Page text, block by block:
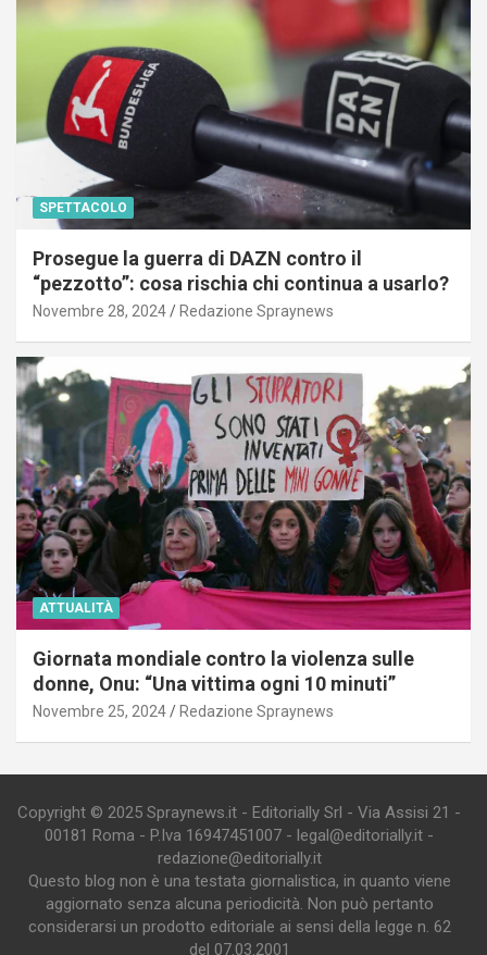
SPETTACOLO
Prosegue la guerra di DAZN contro il
“pezzotto”: cosa rischia chi continua a usarlo?
Novembre 28, 2024 Redazione Spraynews
ATTUALITÀ
Giornata mondiale contro la violenza sulle
donne, Onu: “Una vittima ogni 10 minuti”
Novembre 25, 2024 Redazione Spraynews
Copyright © 2025 Spraynews.it - Editorially Srl - Via Assisi 21 -
00181 Roma - P.Iva 16947451007 - legal@editorially.it -
redazione@editorially.it
Questo blog non è una testata giornalistica, in quanto viene
aggiornato senza alcuna periodicità. Non può pertanto
considerarsi un prodotto editoriale ai sensi della legge n. 62
del 07.03.2001